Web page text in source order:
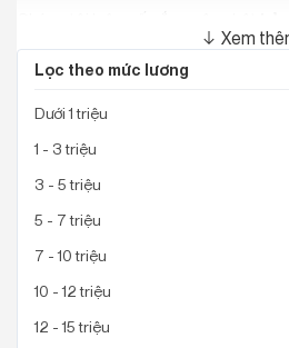
Nam Từ Liêm, Hà Nội
Tân Bình, Hồ Chí Minh
Quận 3, Hồ Chí Minh
Thị xã Thủ Dầu Một, Bình Dương
Quận Thanh Khê, Đà Nẵng
Quận 1, Hồ Chí Minh
Top công ty đang tuyển
Hoàng An Nhiên Group
Công ty tnhh thương mại thiên
directorliên tục với tin tốt nhất để
việc một cơ hội việc làm và môi
Xem
Lọc theo mức lương
Dưới 1 triệu
1 - 3 triệu
3 - 5 triệu
5 - 7 triệu
7 - 10 triệu
10 - 12 triệu
12 - 15 triệu